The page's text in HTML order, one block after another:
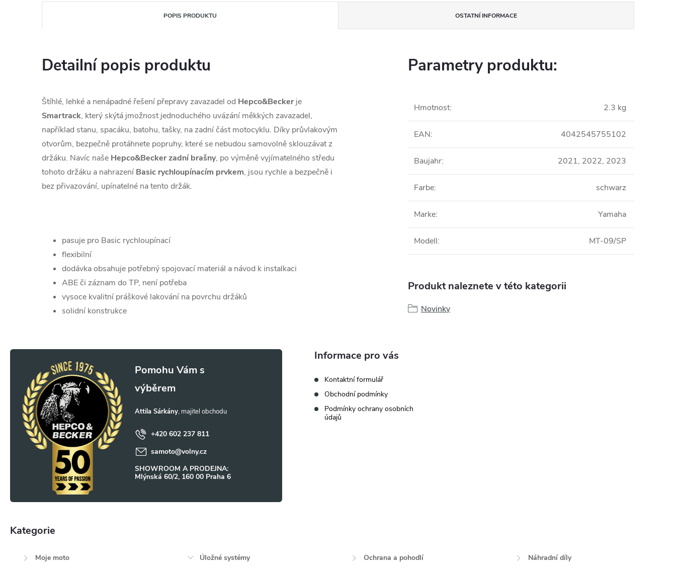
POPIS PRODUKTU OSTATNÍ INFORMACE
Detailní popis produktu
Štíhlé, lehké a nenápadné řešení přepravy zavazadel od Hepco&Becker je
Smartrack, který skýtá jmožnost jednoduchého uvázání měkkých zavazadel,
například stanu, spacáku, batohu, tašky, na zadní část motocyklu. Díky průvlakovým
otvorům, bezpečně protáhnete popruhy, které se nebudou samovolně sklouzávat z
držáku. Navíc naše Hepco&Becker zadní brašny, po výměně vyjímatelného středu
tohoto držáku a nahrazení Basic rychloupínacím prvkem, jsou rychle a bezpečně i
bez přivazování, upínatelné na tento držák.
pasuje pro Basic rychloupínací
flexibilní
dodávka obsahuje potřebný spojovací materiál a návod k instalkaci
ABE či záznam do TP, není potřeba
vysoce kvalitní práškové lakování na povrchu držáků
solidní konstrukce
Parametry produktu:
Hmotnost: 2.3 kg
EAN: 4042545755102
Baujahr: 2021, 2022, 2023
Farbe: schwarz
Marke: Yamaha
Modell: MT-09/SP
Produkt naleznete v této kategorii
Novinky
Z
Attila Sárkány
+420 602 237 811
samoto@volny.cz
SHOWROOM A PRODEJNA:
Mlýnská 60/2, 160 00 Praha 6
Informace pro vás
Kontaktní formulář
Obchodní podmínky
Podmínky ochrany osobních
údajů
Přeskočit
Kategorie
Moje moto Úložné systémy Ochrana a pohodlí
Náhradní díly